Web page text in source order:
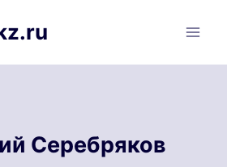
Серебряков